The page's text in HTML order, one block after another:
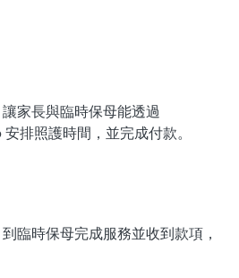
讓家長與臨時保母能透過
排照護時間，並完成付款。
臨時保母完成服務並收到款項，